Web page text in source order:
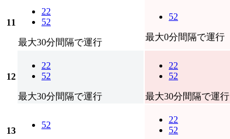
11
22
52
最大30分間隔で運行
52
最大0分間隔で運行
12
22
52
最大30分間隔で運行
22
52
最大30分間隔で運行
13
52
22
52